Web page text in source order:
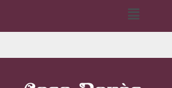
Menú